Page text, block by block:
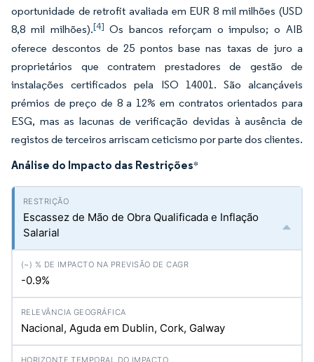
oportunidade de retrofit avaliada em EUR 8 mil milhões (USD
8,8 mil milhões).[4] Os bancos reforçam o impulso; o AIB
oferece descontos de 25 pontos base nas taxas de juro a
proprietários que contratem prestadores de gestão de
instalações certificados pela ISO 14001. São alcançáveis
prémios de preço de 8 a 12% em contratos orientados para
ESG, mas as lacunas de verificação devidas à ausência de
registos de terceiros arriscam ceticismo por parte dos clientes.
Análise do Impacto das Restrições*
Escassez de Mão de Obra Qualificada e Inflação
Salarial
-0.9%
Nacional, Aguda em Dublin, Cork, Galway